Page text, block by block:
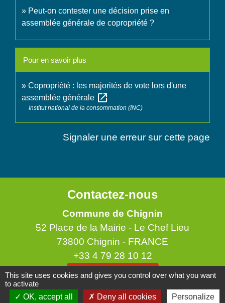
Peut-on contester une décision prise en
assemblée générale de copropriété ?
Pour en savoir plus
Copropriété : les majorités de vote lors d'une
assemblée générale open_in_new
Institut national de la consommation (INC)
Signaler une erreur sur cette page
Contactez-nous
Commune de Chignin
52 Place de la Mairie - Le Chef Lieu
73800 Chignin - FRANCE
+33 4 79 28 10 12
Contact par formulaire
Accueil du public
This site uses cookies and gives you control over what you want
to activate
OK, accept all
Deny all cookies Personalize